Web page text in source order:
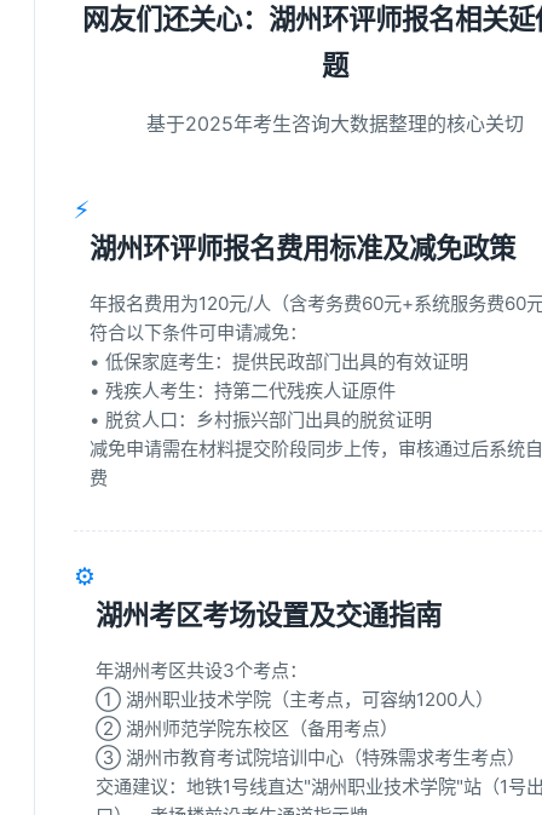
网友们还关心： 湖州环评师报名相关延
题
基于2025年考生咨询大数据整理的核心关切
⚡
湖州环评师报名费用标准及减免政策
年报名费用为120元/人（含考务费60元+系统服务费60
符合以下条件可申请减免：
• 低保家庭考生：提供民政部门出具的有效证明
• 残疾人考生：持第二代残疾人证原件
• 脱贫人口：乡村振兴部门出具的脱贫证明
减免申请需在材料提交阶段同步上传，审核通过后系统
费
⚙️
湖州考区考场设置及交通指南
年湖州考区共设3个考点：
① 湖州职业技术学院（主考点，可容纳1200人）
② 湖州师范学院东校区（备用考点）
③ 湖州市教育考试院培训中心（特殊需求考生考点）
交通建议：地铁1号线直达"湖州职业技术学院"站（1号